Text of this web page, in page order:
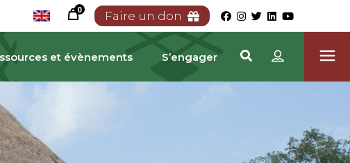
0 Faire un don
et évènements S’engager